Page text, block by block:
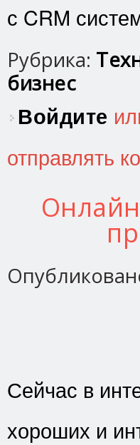
с CRM
Рубрика:
бизнес
Войдите
отправлять
Сейчас в
хороших и